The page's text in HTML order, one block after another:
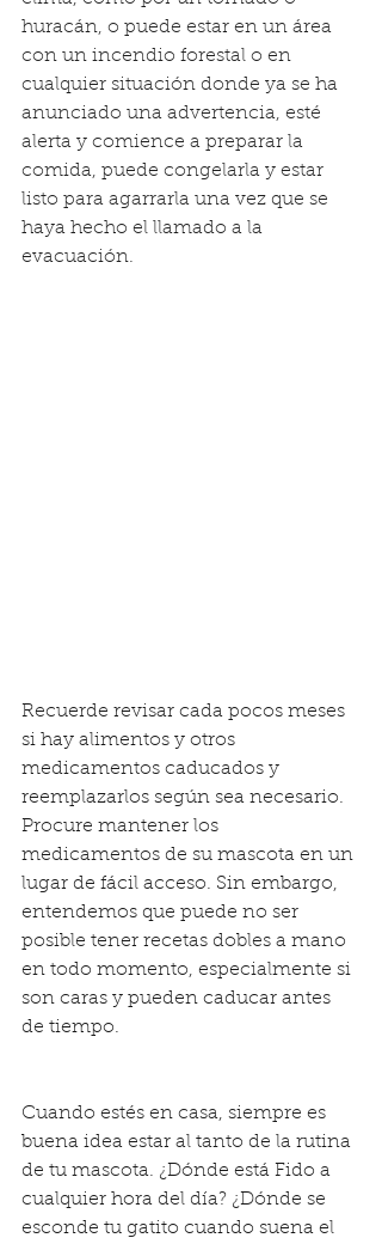
huracán, o puede estar en un área
con un incendio forestal o en
cualquier situación donde ya se ha
anunciado una advertencia, esté
alerta y comience a preparar la
comida, puede congelarla y estar
listo para agarrarla una vez que se
haya hecho el llamado a la
evacuación.
Recuerde revisar cada pocos meses
si hay alimentos y otros
medicamentos caducados y
reemplazarlos según sea necesario.
Procure mantener los
medicamentos de su mascota en un
lugar de fácil acceso. Sin embargo,
entendemos que puede no ser
posible tener recetas dobles a mano
en todo momento, especialmente si
son caras y pueden caducar antes
de tiempo.
Cuando estés en casa, siempre es
buena idea estar al tanto de la rutina
de tu mascota. ¿Dónde está Fido a
cualquier hora del día? ¿Dónde se
esconde tu gatito cuando suena el